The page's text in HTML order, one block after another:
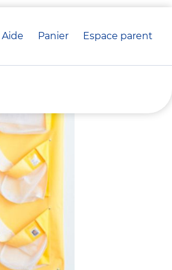
Aide Panier crèche(s)
Espace parent